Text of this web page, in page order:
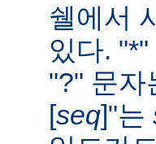
쉘에서
있다.
"?" 문자
[seq]"는